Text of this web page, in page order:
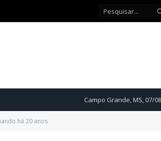
Campo Grande, MS, 07/
há 20 anos